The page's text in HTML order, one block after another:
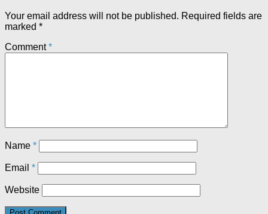
Your email address will not be published. Required fields are
marked *
Comment*
Name *
Email *
Website